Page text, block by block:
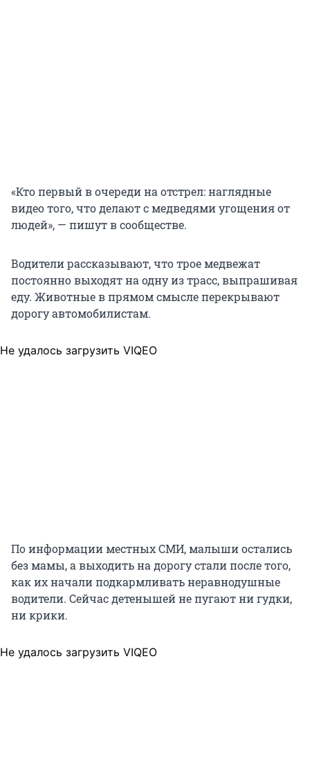
«Кто первый в очереди на отстрел: наглядные
видео того, что делают с медведями угощения от
людей», — пишут в сообществе.
Водители рассказывают, что трое медвежат
постоянно выходят на одну из трасс, выпрашивая
еду. Животные в прямом смысле перекрывают
дорогу автомобилистам.
Не удалось загрузить VIQEO
По информации местных СМИ, малыши остались
без мамы, а выходить на дорогу стали после того,
как их начали подкармливать неравнодушные
водители. Сейчас детенышей не пугают ни гудки,
ни крики.
Не удалось загрузить VIQEO